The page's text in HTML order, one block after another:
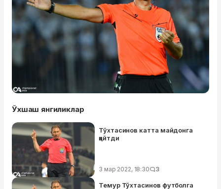
Ўхшаш янгиликлар
Тўхтасинов катта майдонга
қайтди
3 мар 2022, 18:30 3
Темур Тўхтасинов футболга